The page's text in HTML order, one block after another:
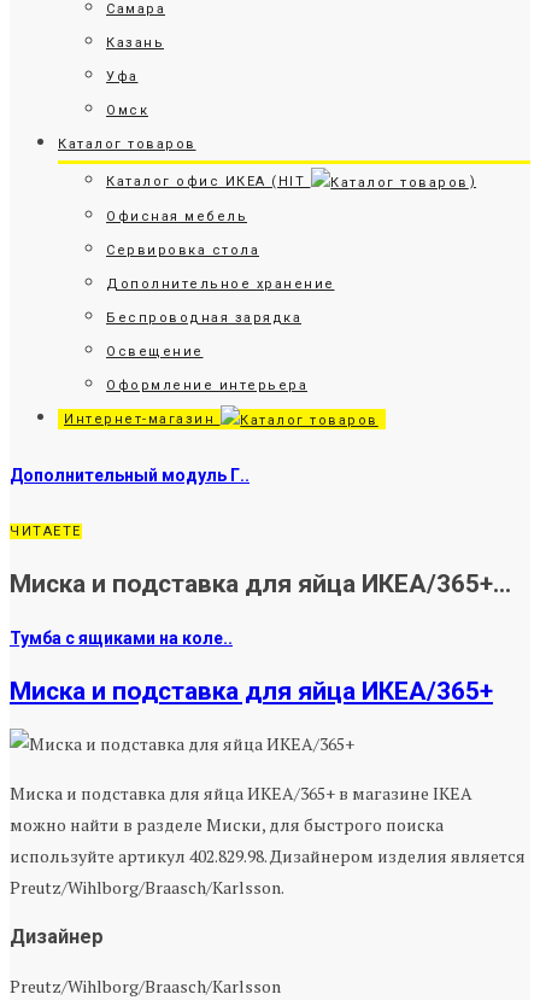
Самара
Казань
Уфа
Омск
Каталог товаров
Каталог офис ИКЕА (HIT )
Офисная мебель
Сервировка стола
Дополнительное хранение
Беспроводная зарядка
Освещение
Оформление интерьера
Интернет-магазин
Дополнительный модуль Г..
ЧИТАЕТЕ
Миска и подставка для яйца ИКЕА/365+...
Тумба с ящиками на коле..
Миска и подставка для яйца ИКЕА/365+
Миска и подставка для яйца ИКЕА/365+ в магазине IKEA
можно найти в разделе Миски, для быстрого поиска
используйте артикул 402.829.98. Дизайнером изделия является
Preutz/Wihlborg/Braasch/Karlsson.
Дизайнер
Preutz/Wihlborg/Braasch/Karlsson